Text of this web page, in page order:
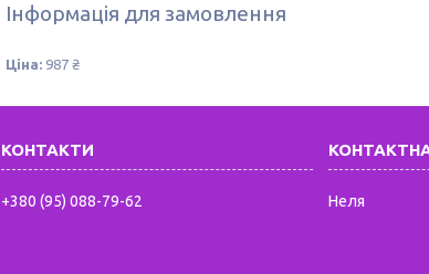
Інформація для замовлення
Ціна: 987 ₴
+380 (95) 088-79-62 Неля